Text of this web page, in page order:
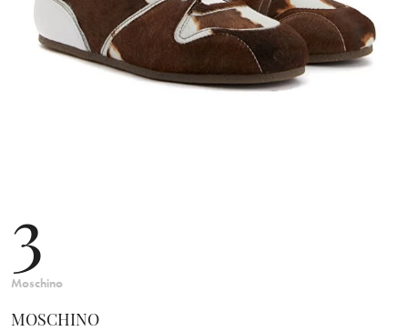
3
Moschino
MOSCHINO